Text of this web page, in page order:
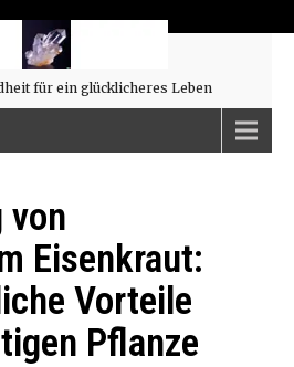
für ein glücklicheres Leben
von
Eisenkraut:
Vorteile
Pflanze